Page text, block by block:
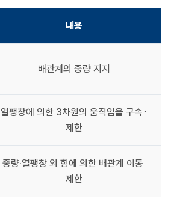
내용
배관계의 중량 지지
열팽창에 의한 3차원의 움직임을 구속･
제한
중량·열팽창 외 힘에 의한 배관계 이동
제한